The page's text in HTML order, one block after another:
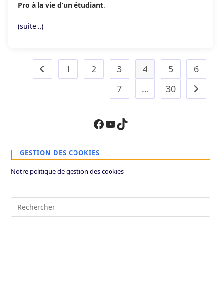
Pro à la vie d’un étudiant.
(suite…)
Go to the previous page
1 2 3 4 5
6
7
… 30 Aller à
Facebook
YouTube
TikTok
GESTION DES COOKIES
Notre politique de gestion des cookies